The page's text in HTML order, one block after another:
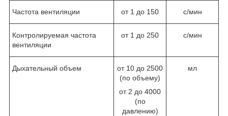
Частота вентиляции от 1 до 150 с/мин
Контролируемая частота
вентиляции
от 1 до 250 с/мин
Дыхательный объем
от 10 до 2500
(по объему)
от 2 до 4000
(по
давлению)
мл